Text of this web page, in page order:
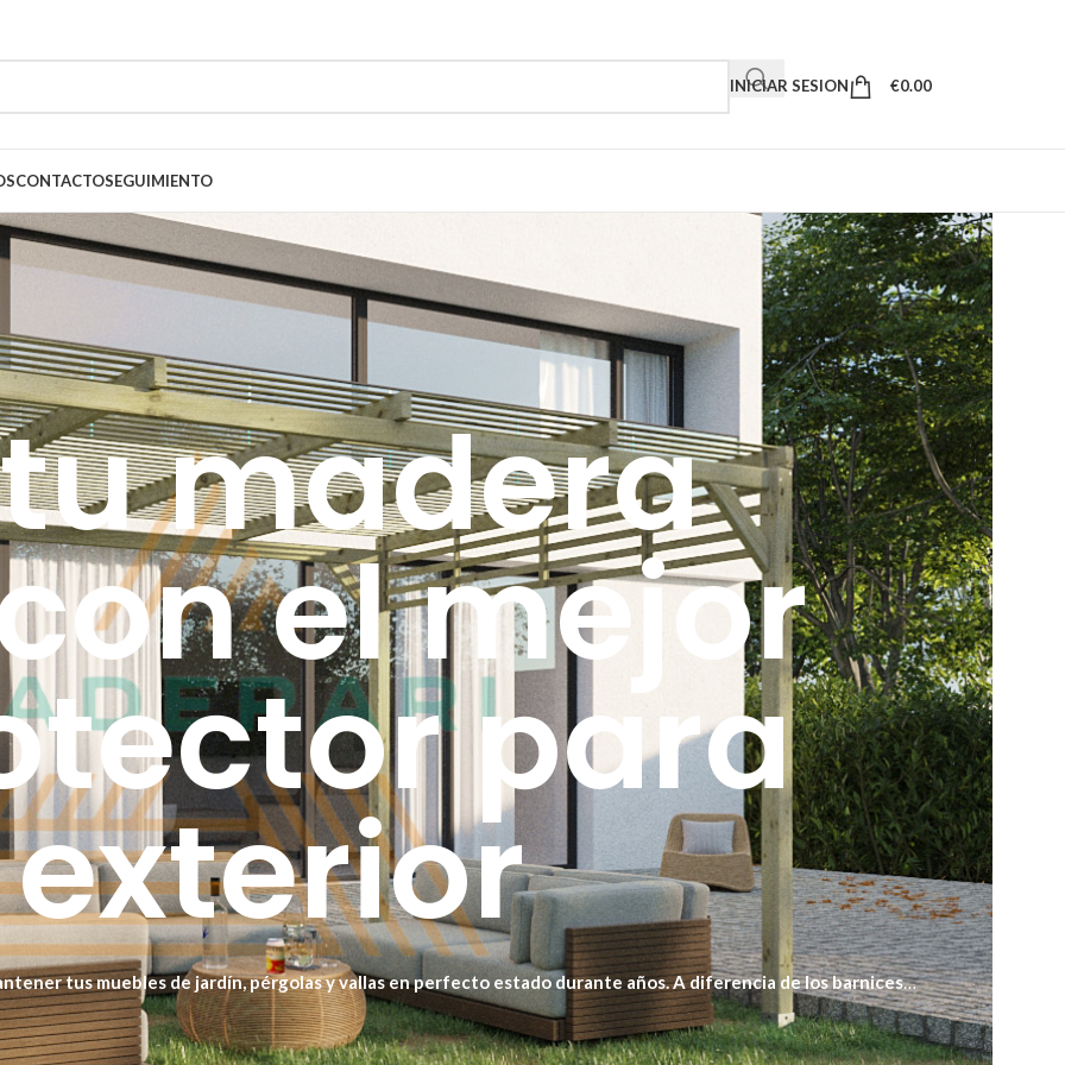
INICIAR SESION €0.00
CONTACTOSEGUIMIENTO
madera
el mejor
para
tus muebles de jardín, pérgolas y vallas en perfecto estado durante años. A diferencia de los barnices
superficial, lo que evita que se agriete o se desprenda con el tiempo. Su fórmula resistente a los rayos UV
de mantenimiento.